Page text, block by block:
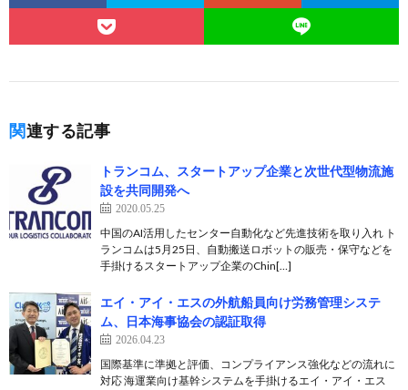
関連する記事
トランコム、スタートアップ企業と次世代型物流施
設を共同開発へ
2020.05.25
中国のAI活用したセンター自動化など先進技術を取り入れ ト
ランコムは5月25日、自動搬送ロボットの販売・保守などを
手掛けるスタートアップ企業のChin[…]
エイ・アイ・エスの外航船員向け労務管理システ
ム、日本海事協会の認証取得
2026.04.23
国際基準に準拠と評価、コンプライアンス強化などの流れに
対応 海運業向け基幹システムを手掛けるエイ・アイ・エス